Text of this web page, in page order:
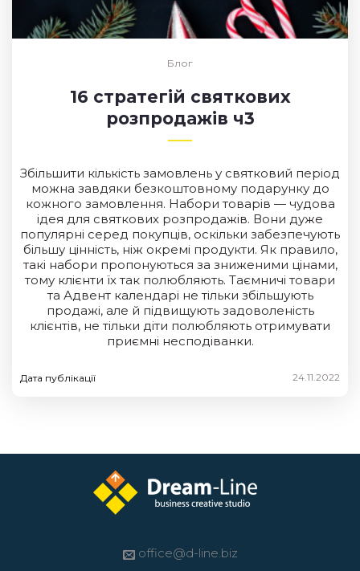
Блог
16 стратегій святкових
розпродажів ч3
Збільшити кількість замовлень у святковий період
можна завдяки безкоштовному подарунку до
кожного замовлення. Набори товарів — чудова
ідея для святкових розпродажів. Вони дуже
популярні серед покупців, оскільки забезпечують
більшу цінність, ніж окремі продукти. Як правило,
такі набори пропонуються за зниженими цінами,
тому клієнти їх так полюбляють. Таємничі товари
та Адвент календарі не тільки збільшують
продажі, але й підвищують задоволеність
клієнтів, не тільки діти полюбляють отримувати
приємні несподіванки.
Дата публікації 24.11.2022
office@d-line.biz